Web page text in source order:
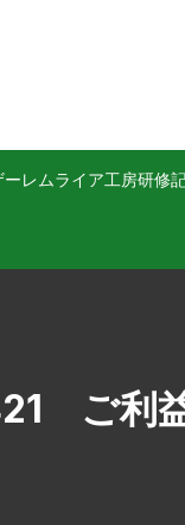
ーレムライア工房研修
ご利